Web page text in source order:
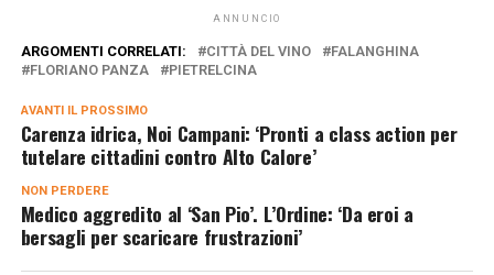
ANNUNCIO
ARGOMENTI CORRELATI: CITTÀ DEL VINO
FALANGHINA
FLORIANO PANZA
PIETRELCINA
AVANTI IL ​​PROSSIMO
Carenza idrica, Noi Campani: ‘Pronti a class action per
tutelare cittadini contro Alto Calore’
NON PERDERE
Medico aggredito al ‘San Pio’. L’Ordine: ‘Da eroi a
bersagli per scaricare frustrazioni’